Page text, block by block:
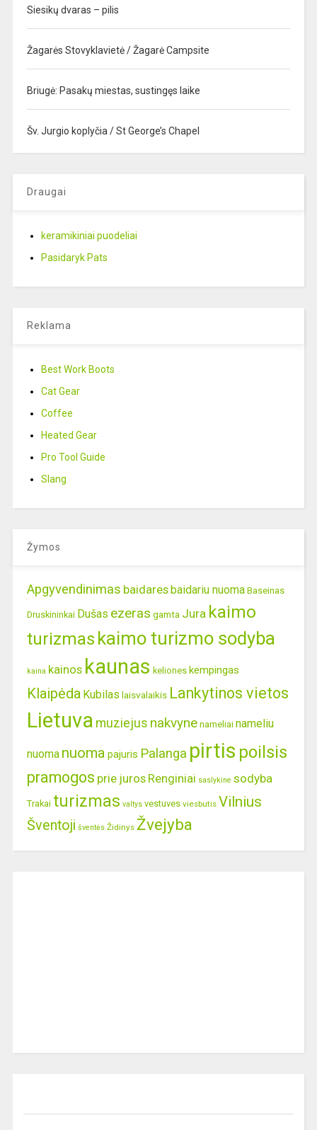
Siesikų dvaras – pilis
Žagarės Stovyklavietė / Žagarė Campsite
Briugė: Pasakų miestas, sustingęs laike
Šv. Jurgio koplyčia / St George’s Chapel
Draugai
keramikiniai puodeliai
Pasidaryk Pats
Reklama
Best Work Boots
Cat Gear
Coffee
Heated Gear
Pro Tool Guide
Slang
Žymos
Apgyvendinimas baidaresbaidariu nuoma Baseinas
Druskininkai Dušas ezeras gamta Jura kaimo
turizmas kaimo turizmo sodyba
kaina kainos kaunas keliones kempingas
Klaipėda Kubilas laisvalaikis Lankytinos vietos
Lietuva muziejus nakvyne nameliai nameliu
nuoma nuoma pajuris Palanga pirtis poilsis
pramogos prie juros Renginiai saslykine sodyba
Trakai turizmas valtys vestuves viesbutis Vilnius
Šventoji šventės Židinys Žvejyba